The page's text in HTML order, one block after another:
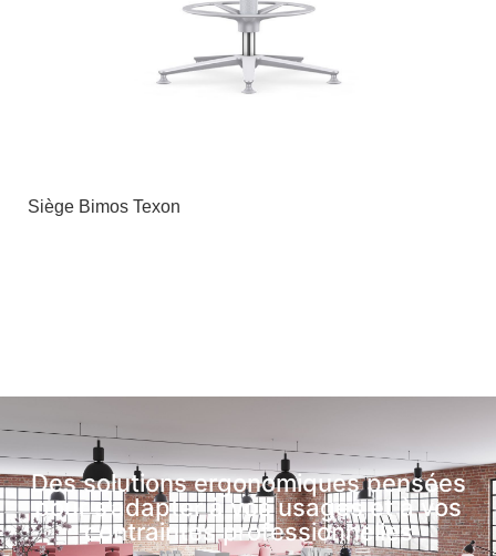
Siège Bimos Texon
Des solutions ergonomiques pensées
pour s’adapter à vos usages et à vos
contraintes professionnelles